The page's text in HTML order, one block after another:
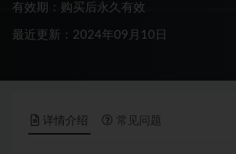
有效期：购买后永久有效
最近更新：2024年09月10日
详情介绍 常见问题